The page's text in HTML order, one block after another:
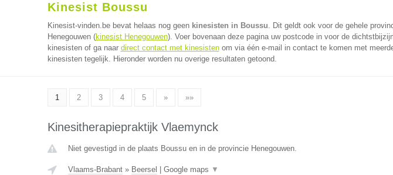
Kinesist Boussu
Kinesist-vinden.be bevat helaas nog geen kinesisten in Boussu. Dit geldt ook voor de gehele
Henegouwen (kinesist Henegouwen). Voer bovenaan deze pagina uw postcode in voor de
kinesisten of ga naar direct contact met kinesistenom via één e-mail in contact te komen met
kinesisten tegelijk. Hieronder worden nu overige resultaten getoond.
1 2 3 4 5 » »»
Kinesitherapiepraktijk Vlaemynck
Niet gevestigd in de plaats Boussu en in de provincie Henegouwen.
Vlaams-Brabant» Beersel Google maps ▼